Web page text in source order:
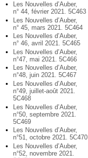
Les Nouvelles d’Auber,
n° 44, février 2021. 5C463
Les Nouvelles d’Auber,
n° 45, mars 2021. 5C464
Les Nouvelles d’Auber,
n° 46, avril 2021. 5C465
Les Nouvelles d’Auber,
n°47, mai 2021. 5C466
Les Nouvelles d’Auber,
n°48, juin 2021. 5C467
Les Nouvelles d’Auber,
n°49, juillet-août 2021.
5C468
Les Nouvelles d’Auber,
n°50, septembre 2021.
5C469
Les Nouvelles d’Auber,
n°51, octobre 2021. 5C470
Les Nouvelles d’Auber,
n°52, novembre 2021.